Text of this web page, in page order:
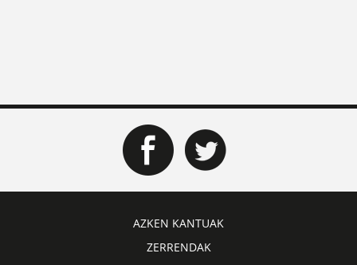
AZKEN KANTUAK
ZERRENDAK